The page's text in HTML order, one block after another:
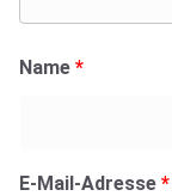
Name *
E-Mail-Adresse *